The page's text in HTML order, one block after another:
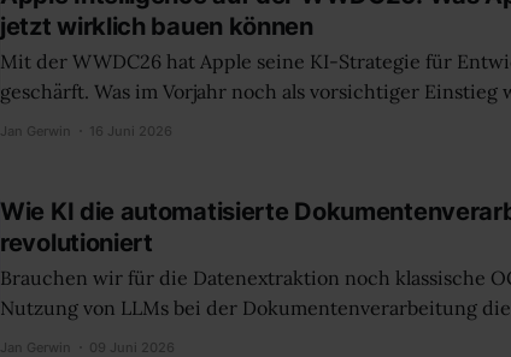
jetzt wirklich bauen können
Mit der WWDC26 hat Apple seine KI-Strategie für
geschärft. Was im Vorjahr noch als vorsichtiger Einstieg
ernstzunehmendes Werkzeug-Set: ein natives
Jan Gerwin 16 Juni 2026
Wie KI die automatisierte
revolutioniert
Brauchen wir für die Datenextraktion noch klassische
Nutzung von LLMs bei der Dokumentenverarbeitung die
meisten Fällen nicht mehr. Multimodale LLMs
Jan Gerwin 09 Juni 2026